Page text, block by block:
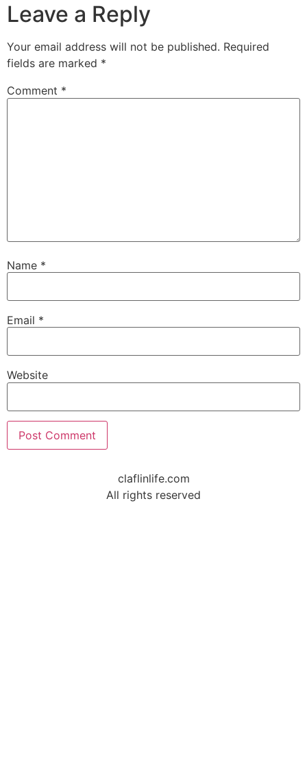
Leave a Reply
Your email address will not be published. Required
fields are marked *
Comment *
Name *
Email *
Website
claflinlife.com
All rights reserved